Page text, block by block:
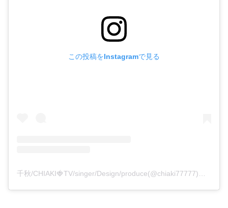
この投稿をInstagramで見る